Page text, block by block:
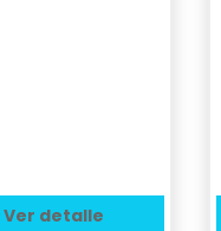
Ver detalle